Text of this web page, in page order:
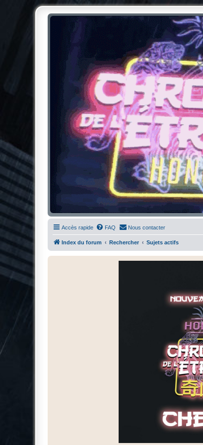
Chroniques de l'Étrange NO
Pour les amateurs des Chroniques de l'Étrange
Accès rapide FAQ Nous contacter
Index du forum Rechercher Sujets actifs